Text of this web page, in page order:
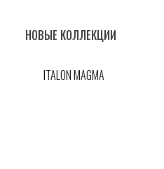
НОВЫЕ КОЛЛЕКЦИИ
ITALON MAGMA